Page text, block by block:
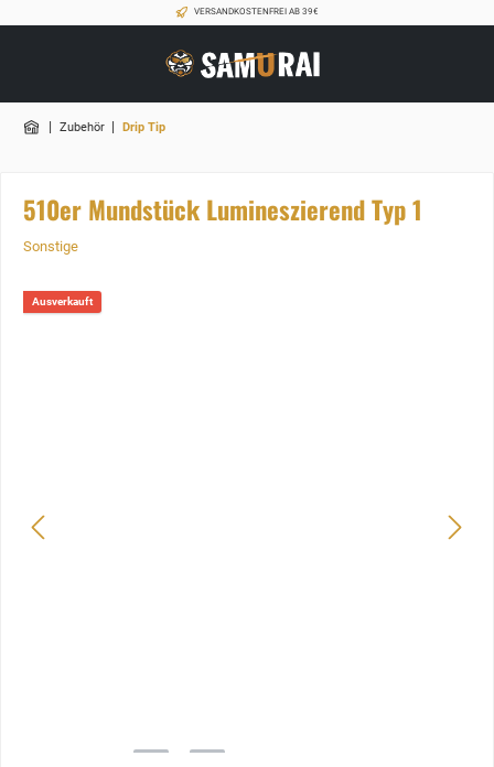
VERSANDKOSTENFREI AB 39€
| Zubehör | Drip Tip
510er Mundstück Lumineszierend Typ 1
Sonstige
Ausverkauft